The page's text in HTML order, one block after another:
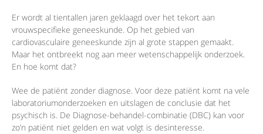
Er wordt al tientallen jaren geklaagd over het tekort aan
vrouwspecifieke geneeskunde. Op het gebied van
cardiovasculaire geneeskunde zijn al grote stappen gemaakt.
Maar het ontbreekt nog aan meer wetenschappelijk onderzoek.
En hoe komt dat?
Wee de patiënt zonder diagnose. Voor deze patiënt komt na vele
laboratoriumonderzoeken en uitslagen de conclusie dat het
psychisch is. De Diagnose-behandel-combinatie (DBC) kan voor
zo’n patiënt niet gelden en wat volgt is desinteresse.